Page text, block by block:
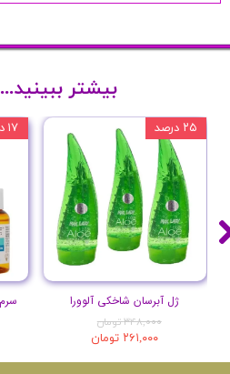
۱۷ درصد
ژل آبرسان شاخکی آلوورا
۳۴۸,۰۰۰ تومان
۲۶۱,۰۰۰ تومان
۲۵ درصد
بیشتر ببینید...